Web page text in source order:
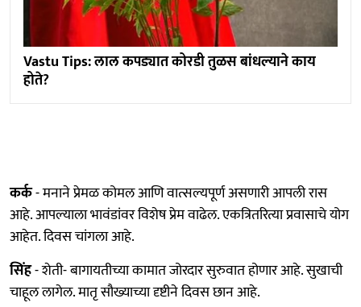
Vastu Tips: लाल कपड्यात कोरडी तुळस बांधल्याने काय
होते?
कर्क- मनाने प्रेमळ कोमल आणि वात्सल्यपूर्ण असणारी आपली रास
आहे. आपल्याला भावंडांवर विशेष प्रेम वाढेल. एकत्रितरित्या प्रवासाचे योग
आहेत. दिवस चांगला आहे.
सिंह- शेती- बागायतीच्या कामात जोरदार सुरुवात होणार आहे. सुखाची
चाहूल लागेल. मातृ सौख्याच्या दृष्टीने दिवस छान आहे.